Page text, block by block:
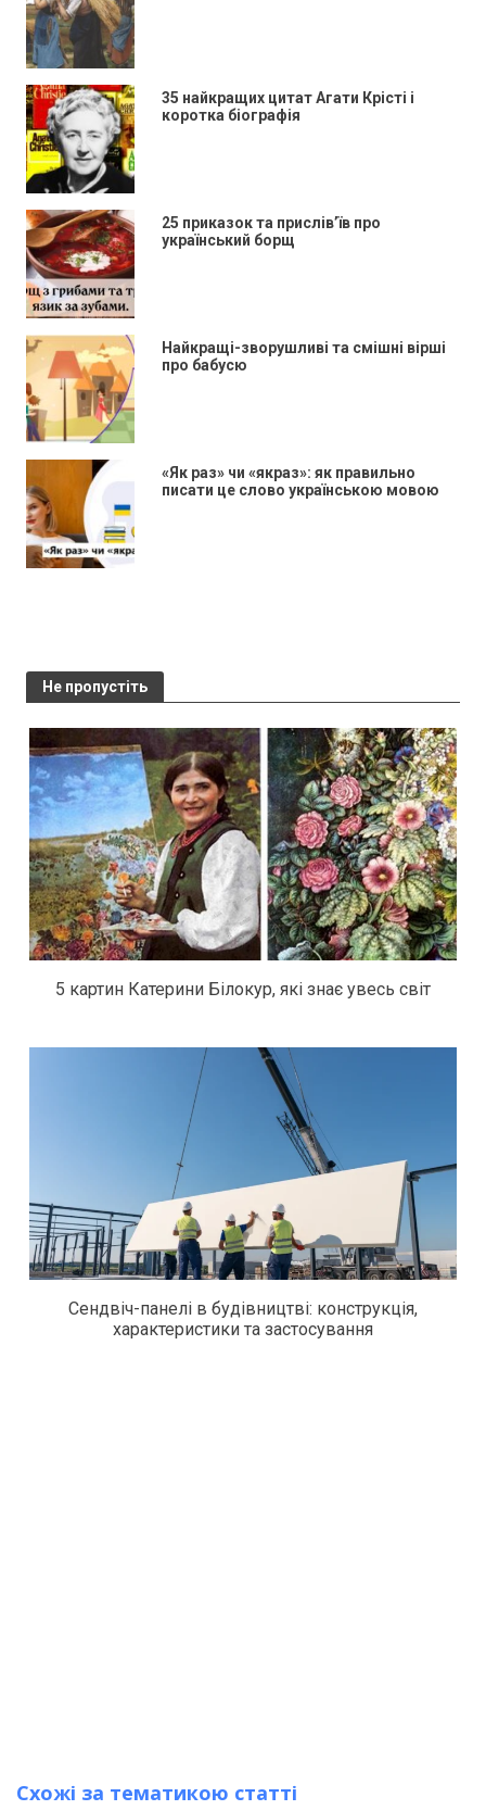
35 найкращих цитат Агати Крісті і
коротка біографія
25 приказок та прислів’їв про
український борщ
Найкращі-зворушливі та смішні вірші
про бабусю
«Як раз» чи «якраз»: як правильно
писати це слово українською мовою
Не пропустіть
5 картин Катерини Білокур, які знає увесь світ
Сендвіч-панелі в будівництві: конструкція,
характеристики та застосування
Схожі за тематикою статті